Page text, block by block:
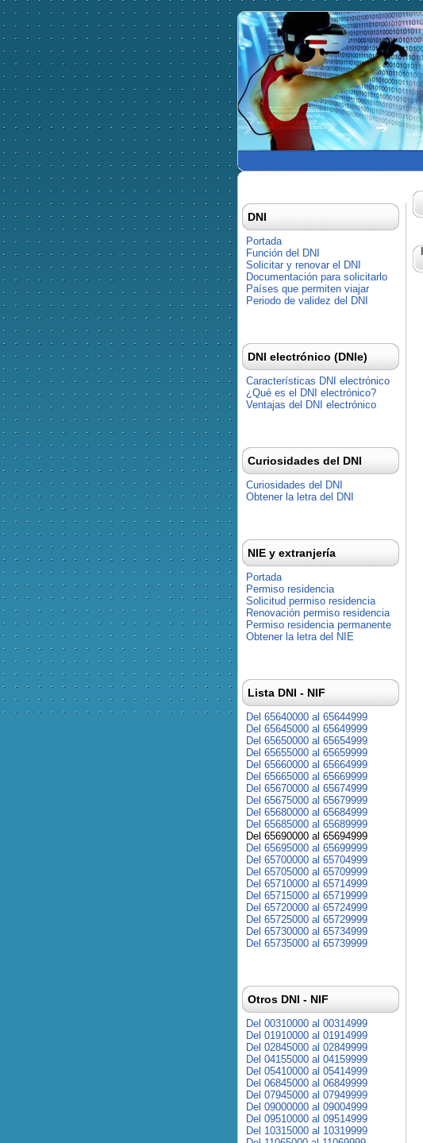
DNI
Portada
Función del DNI
Solicitar y renovar el DNI
Documentación para solicitarlo
Países que permiten viajar
Periodo de validez del DNI
DNI electrónico (DNIe)
Características DNI electrónico
¿Qué es el DNI electrónico?
Ventajas del DNI electrónico
Curiosidades del DNI
Curiosidades del DNI
Obtener la letra del DNI
NIE y extranjería
Portada
Permiso residencia
Solicitud permiso residencia
Renovación permiso residencia
Permiso residencia permanente
Obtener la letra del NIE
Lista DNI - NIF
Del 65640000 al 65644999
Del 65645000 al 65649999
Del 65650000 al 65654999
Del 65655000 al 65659999
Del 65660000 al 65664999
Del 65665000 al 65669999
Del 65670000 al 65674999
Del 65675000 al 65679999
Del 65680000 al 65684999
Del 65685000 al 65689999
Del 65690000 al 65694999
Del 65695000 al 65699999
Del 65700000 al 65704999
Del 65705000 al 65709999
Del 65710000 al 65714999
Del 65715000 al 65719999
Del 65720000 al 65724999
Del 65725000 al 65729999
Del 65730000 al 65734999
Del 65735000 al 65739999
Otros DNI - NIF
Del 00310000 al 00314999
Del 01910000 al 01914999
Del 02845000 al 02849999
Del 04155000 al 04159999
Del 05410000 al 05414999
Del 06845000 al 06849999
Del 07945000 al 07949999
Del 09000000 al 09004999
Del 09510000 al 09514999
Del 10315000 al 10319999